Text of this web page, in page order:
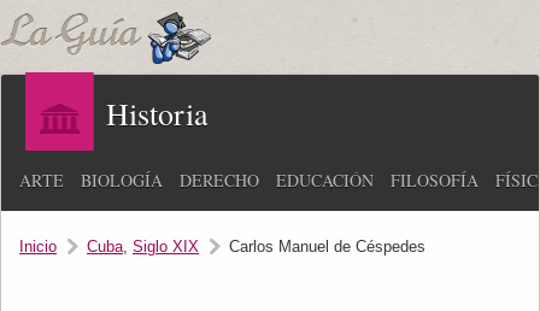
Historia
ARTE BIOLOGÍA DERECHO EDUCACIÓN FILOSOFÍA
Inicio Cuba, Siglo XIX Carlos Manuel de Céspedes